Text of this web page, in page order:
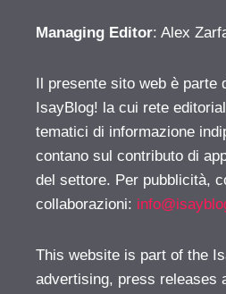
Managing Editor: Alex
Il presente sito web è parte
IsayBlog! la cui rete
tematici di informazione
contano sul contributo di
del settore. Per pubblicità,
collaborazioni:
This website is part of the
advertising, press releases